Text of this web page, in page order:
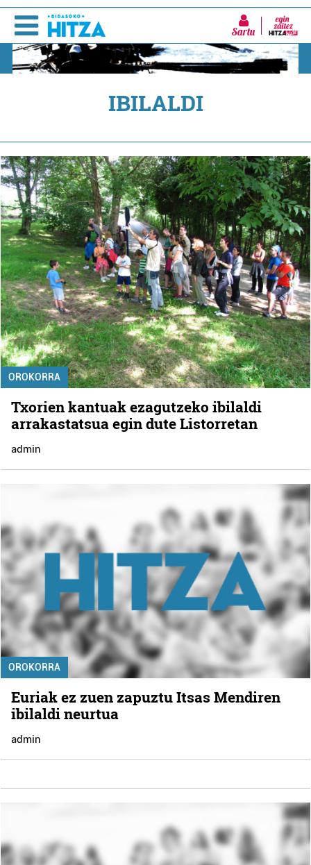
Sartu
IBILALDI
OROKORRA
Txorien kantuak ezagutzeko ibilaldi
arrakastatsua egin dute Listorretan
admin
OROKORRA
Euriak ez zuen zapuztu Itsas Mendiren
ibilaldi neurtua
admin